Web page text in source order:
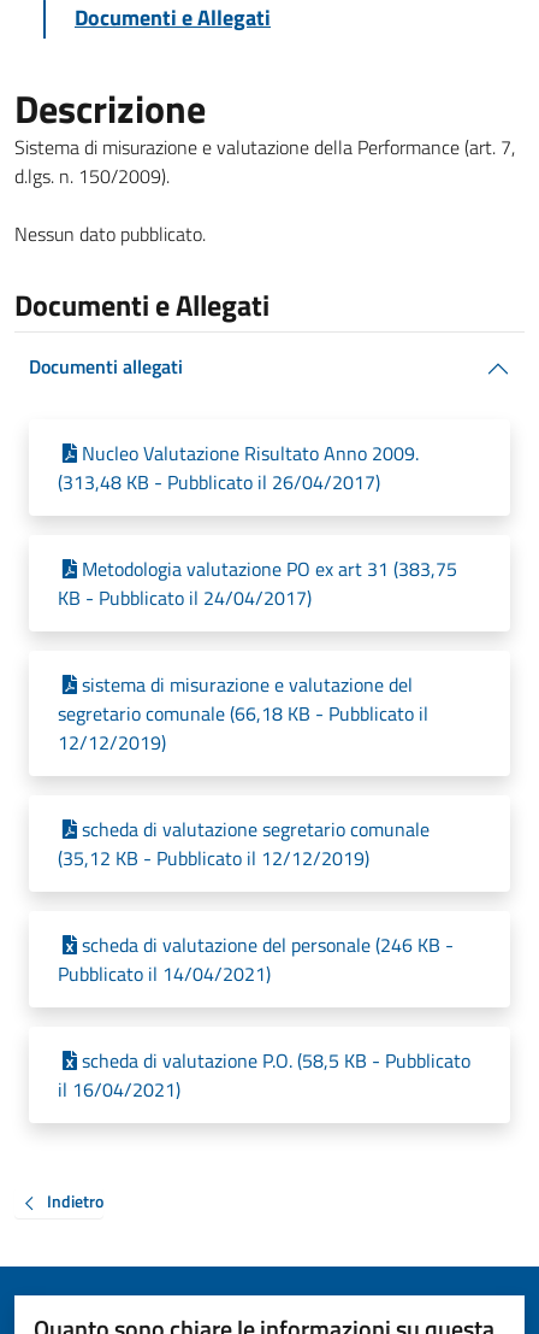
Documenti e Allegati
Descrizione
Sistema di misurazione e valutazione della Performance (art. 7,
d.lgs. n. 150/2009).
Nessun dato pubblicato.
Documenti e Allegati
Documenti allegati
Nucleo Valutazione Risultato Anno 2009.
(313,48 KB - Pubblicato il 26/04/2017)
Metodologia valutazione PO ex art 31 (383,75
KB - Pubblicato il 24/04/2017)
sistema di misurazione e valutazione del
segretario comunale (66,18 KB - Pubblicato il
12/12/2019)
scheda di valutazione segretario comunale
(35,12 KB - Pubblicato il 12/12/2019)
scheda di valutazione del personale (246 KB -
Pubblicato il 14/04/2021)
scheda di valutazione P.O. (58,5 KB - Pubblicato
il 16/04/2021)
Indietro